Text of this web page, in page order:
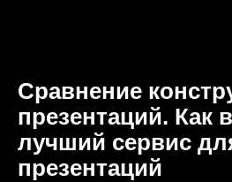
Сравнение
презентаций. Как
лучший сервис
презентаций